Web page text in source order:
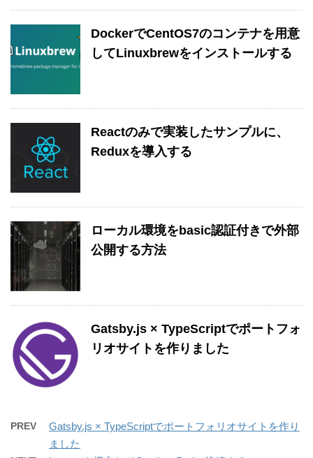
DockerでCentOS7のコンテナを用意
してLinuxbrewをインストールする
Reactのみで実装したサンプルに、
Reduxを導入する
ローカル環境をbasic認証付きで外部
公開する方法
Gatsby.js × TypeScriptでポートフォ
リオサイトを作りました
PREV
Gatsby.js × TypeScriptでポートフォリオサイトを作り
ました